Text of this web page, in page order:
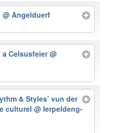
@ Angelduerf
a Celsusfeier@
& Styles’ vun der
culturel@ Ierpeldeng-